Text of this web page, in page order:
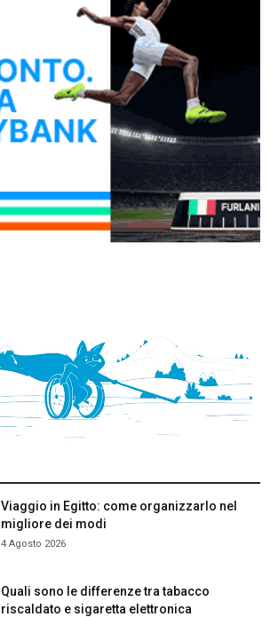
Viaggio in Egitto: come organizzarlo nel
migliore dei modi
4 Agosto 2026
Quali sono le differenze tra tabacco
riscaldato e sigaretta elettronica